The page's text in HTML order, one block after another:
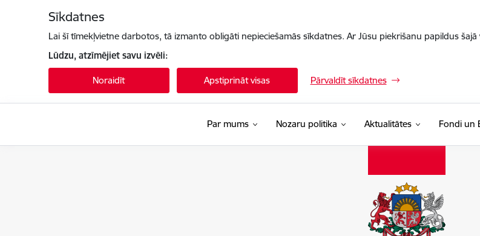
Sīkdatnes
Lai šī tīmekļvietne darbotos, tā izmanto obligāti nepieciešamās sīkdatnes. Ar Jūsu piekrišanu papildus
Lūdzu, atzīmējiet savu izvēli:
Noraidīt Apstiprināt visas Pārvaldīt sīkdatnes
Par mums Nozaru politika Aktualitātes Fondi un